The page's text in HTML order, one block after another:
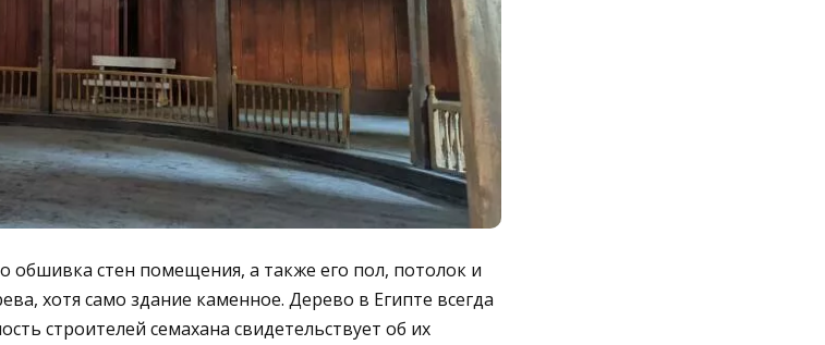
обшивка стен помещения, а также его пол, потолок и
хотя само здание каменное. Дерево в Египте всегда
строителей семахана свидетельствует об их